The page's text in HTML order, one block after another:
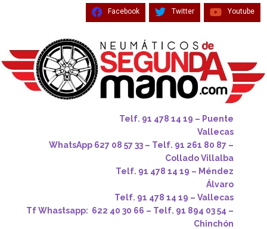
Facebook Twitter Youtube
Telf. 91 478 14 19 – Puente
Vallecas
WhatsApp 627 08 57 33 – Telf. 91 261 80 87 –
Collado Villalba
Telf. 91 478 14 19 – Méndez
Álvaro
Telf. 91 478 14 19 – Vallecas
Tf Whastsapp: 622 40 30 66 – Telf. 91 894 03 54 –
Chinchón